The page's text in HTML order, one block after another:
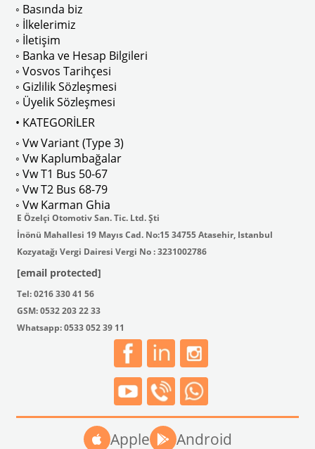
isteyenler için tercih edilir.
: AC711500 / 80500
◦ Basında biz
◦ İlkelerimiz
◦ İletişim
◦ Banka ve Hesap Bilgileri
◦ Vosvos Tarihçesi
◦ Gizlilik Sözleşmesi
◦ Üyelik Sözleşmesi
• KATEGORİLER
◦ Vw Variant (Type 3)
◦ Vw Kaplumbağalar
◦ Vw T1 Bus 50-67
◦ Vw T2 Bus 68-79
◦ Vw Karman Ghia
E Özelçi Otomotiv San. Tic. Ltd. Şti
İnönü Mahallesi 19 Mayıs Cad. No:15 34755 Atasehir, Istanbul
Kozyatağı Vergi Dairesi Vergi No : 3231002786
[email protected]
Tel: 0216 330 41 56
GSM: 0532 203 22 33
Whatsapp: 0533 052 39 11
Apple Android